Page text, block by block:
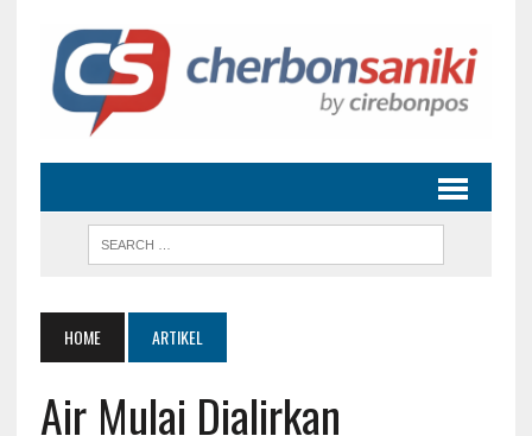
HOME ARTIKEL
Air Mulai Dialirkan